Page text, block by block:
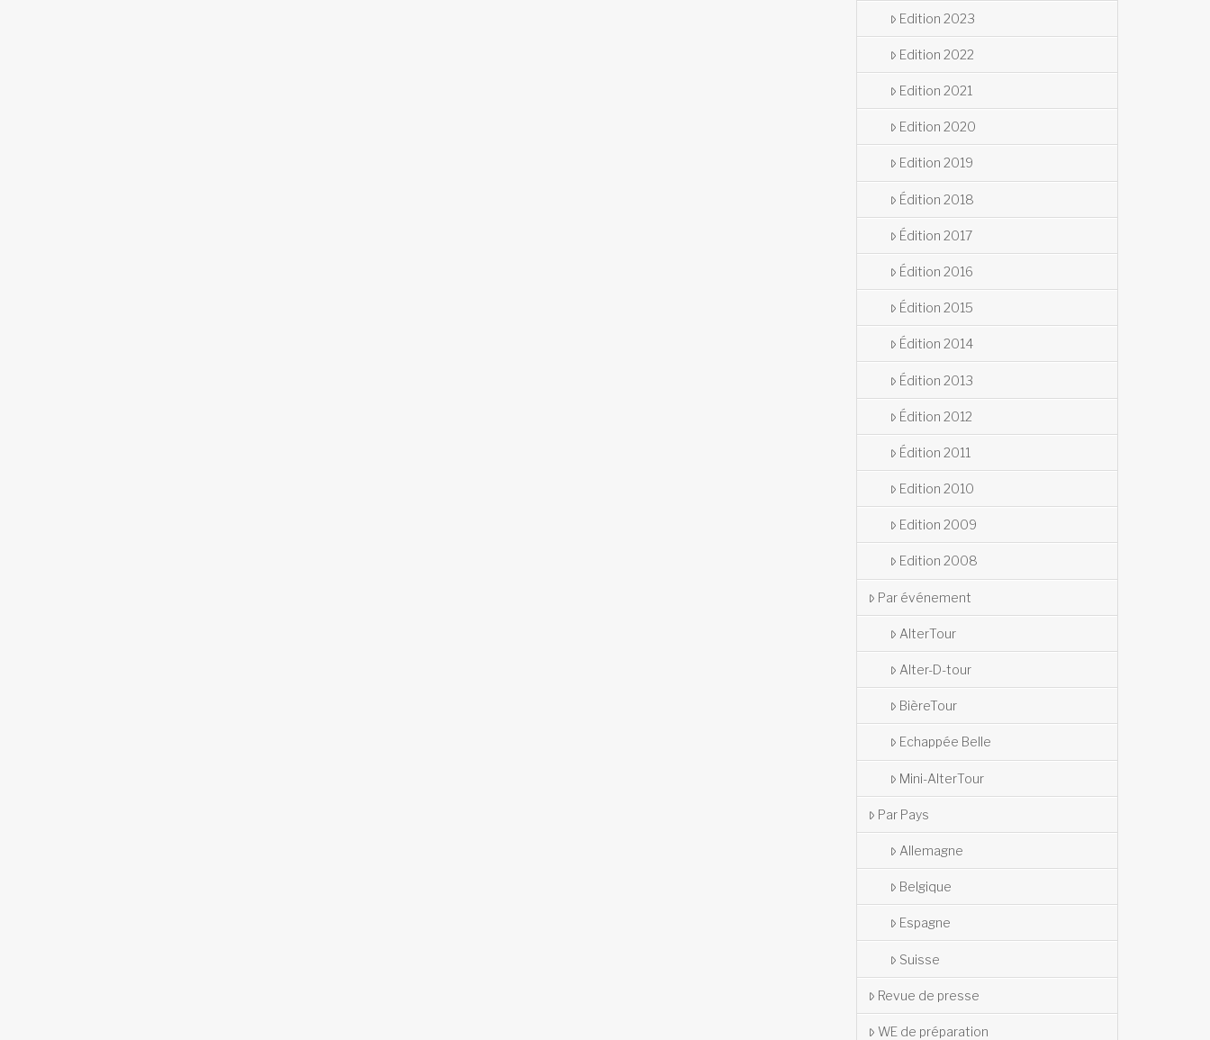
Edition 2023
Edition 2022
Edition 2021
Edition 2020
Edition 2019
Édition 2018
Édition 2017
Édition 2016
Édition 2015
Édition 2014
Édition 2013
Édition 2012
Édition 2011
Edition 2010
Edition 2009
Edition 2008
Par événement
AlterTour
Alter-D-tour
BièreTour
Echappée Belle
Mini-AlterTour
Par Pays
Allemagne
Belgique
Espagne
Suisse
Revue de presse
WE de préparation